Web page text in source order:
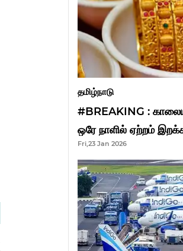
தமிழ்நாடு
#BREAKING :
ஒரே நாளில் ஏற்றம்
Fri,23 Jan 2026